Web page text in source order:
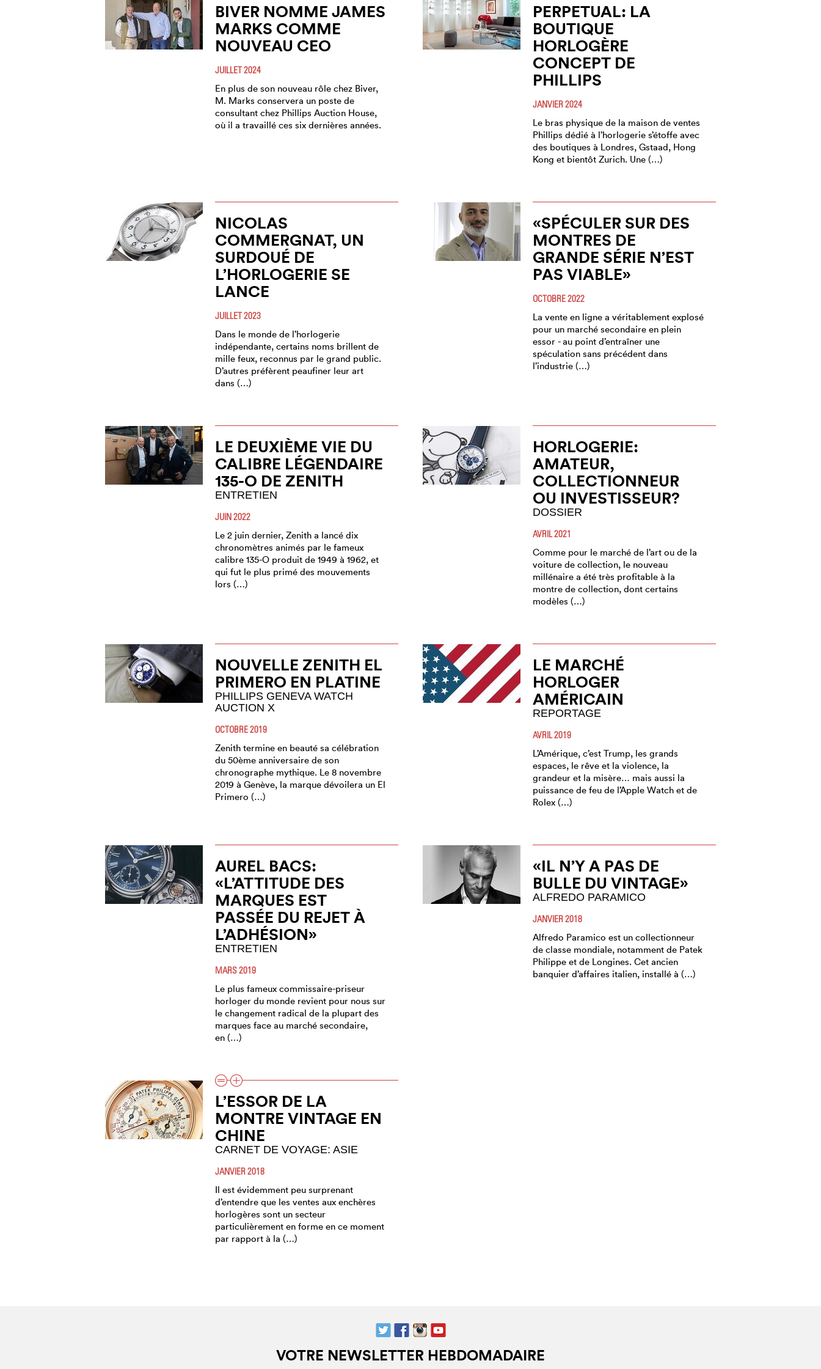
BIVER NOMME JAMES
MARKS COMME
NOUVEAU CEO
JUILLET 2024
En plus de son nouveau rôle chez Biver,
M. Marks conservera un poste de
consultant chez Phillips Auction House,
où il a travaillé ces six dernières années.
PERPETUAL: LA
BOUTIQUE
HORLOGÈRE
CONCEPT DE
PHILLIPS
JANVIER 2024
Le bras physique de la maison de ventes
Phillips dédié à l’horlogerie s’étoffe avec
des boutiques à Londres, Gstaad, Hong
Kong et bientôt Zurich. Une (…)
NICOLAS
COMMERGNAT, UN
SURDOUÉ DE
L’HORLOGERIE SE
LANCE
JUILLET 2023
Dans le monde de l’horlogerie
indépendante, certains noms brillent de
mille feux, reconnus par le grand public.
D’autres préfèrent peaufiner leur art
dans (…)
«SPÉCULER SUR DES
MONTRES DE
GRANDE SÉRIE N’EST
PAS VIABLE»
OCTOBRE 2022
La vente en ligne a véritablement explosé
pour un marché secondaire en plein
essor - au point d’entraîner une
spéculation sans précédent dans
l’industrie (…)
LE DEUXIÈME VIE DU
CALIBRE LÉGENDAIRE
135-O DE ZENITH
ENTRETIEN
JUIN 2022
Le 2 juin dernier, Zenith a lancé dix
chronomètres animés par le fameux
calibre 135-O produit de 1949 à 1962, et
qui fut le plus primé des mouvements
lors (…)
HORLOGERIE:
AMATEUR,
COLLECTIONNEUR
OU INVESTISSEUR?
DOSSIER
AVRIL 2021
Comme pour le marché de l’art ou de la
voiture de collection, le nouveau
millénaire a été très profitable à la
montre de collection, dont certains
modèles (…)
NOUVELLE ZENITH EL
PRIMERO EN PLATINE
PHILLIPS GENEVA WATCH
AUCTION X
OCTOBRE 2019
Zenith termine en beauté sa célébration
du 50ème anniversaire de son
chronographe mythique. Le 8 novembre
2019 à Genève, la marque dévoilera un El
Primero (…)
LE MARCHÉ
HORLOGER
AMÉRICAIN
REPORTAGE
AVRIL 2019
L’Amérique, c’est Trump, les grands
espaces, le rêve et la violence, la
grandeur et la misère… mais aussi la
puissance de feu de l’Apple Watch et de
Rolex (…)
AUREL BACS:
«L’ATTITUDE DES
MARQUES EST
PASSÉE DU REJET À
L’ADHÉSION»
ENTRETIEN
MARS 2019
Le plus fameux commissaire-priseur
horloger du monde revient pour nous sur
le changement radical de la plupart des
marques face au marché secondaire,
en (…)
«IL N’Y A PAS DE
BULLE DU VINTAGE»
ALFREDO PARAMICO
JANVIER 2018
Alfredo Paramico est un collectionneur
de classe mondiale, notamment de Patek
Philippe et de Longines. Cet ancien
banquier d’affaires italien, installé à (…)
L’ESSOR DE LA
MONTRE VINTAGE EN
CHINE
CARNET DE VOYAGE: ASIE
JANVIER 2018
Il est évidemment peu surprenant
d’entendre que les ventes aux enchères
horlogères sont un secteur
particulièrement en forme en ce moment
par rapport à la (…)
VOTRE NEWSLETTER HEBDOMADAIRE